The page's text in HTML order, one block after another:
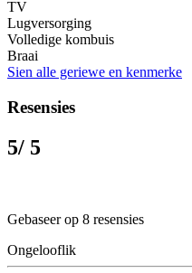
TV
Lugversorging
Volledige kombuis
Braai
Sien alle geriewe en kenmerke
Resensies
5/ 5
Gebaseer op 8 resensies
Ongelooflik